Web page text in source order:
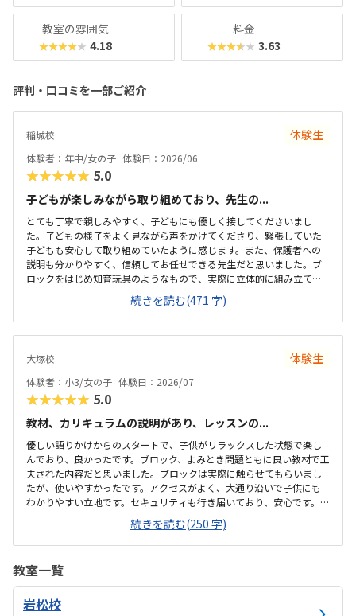
教室の雰囲気
★★★★★ 4.18
料金
★★★★★ 3.63
評判・口コミを一部ご紹介
稲城校 体験生
体験者：年中/女の子 体験日：2026/06
★★★★★ 5.0
子どもが楽しみながら取り組めており、先生の...
とても丁寧で親しみやすく、子どもにも優しく接してくださいまし
た。子どもの様子をよく見ながら声をかけてくださり、緊張していた
子どもも安心して取り組めていたように感じます。また、保護者への
説明も分かりやすく、信頼してお任せできる先生だと思いました。ブ
ロックをはじめ知育玩具のようなもので、実際に立体的に組み立てて
見ることができたので体験を通して身につくなと感じました。駐車場
はありませんが広い道路沿いにあるご自宅なので問題ありませんでし
た。自宅前道路沿いに駐車し子どもを送迎する流れのようです。落ち
着いた雰囲気で、子どもが集中して学べる環境だと感じました。教室
印象を受けました。初めての体験でしたが、子どももリラックスして
取り組めていたように思います。隔週レッスンなので1回あたりは高く
感じるかもしれません。ですが内容が簡単に学べるもの...
続きを読む(471 字)
大塚校 体験生
体験者：小3/女の子 体験日：2026/07
★★★★★ 5.0
教材、カリキュラムの説明があり、レッスンの...
優しい語りかけからのスタートで、子供がリラックスした状態で楽し
んでおり、良かったです。ブロック、よみとき問題ともに良い教材で工
夫された内容だと思いました。ブロックは実際に触らせてもらいまし
たが、使いやすかったです。アクセスがよく、大通り沿いで子供にも
わかりやすい立地です。セキュリティも行き届いており、安心です。控
えスペースのデスクなどやや雑然とした印象がありましたが、子供達
がレッスンする場所は整理されていました。料金に関しては少々高い
印象がありますが、少人数制のためいたしかたないかと思いました。
続きを読む(250 字)
教室一覧
岩松校